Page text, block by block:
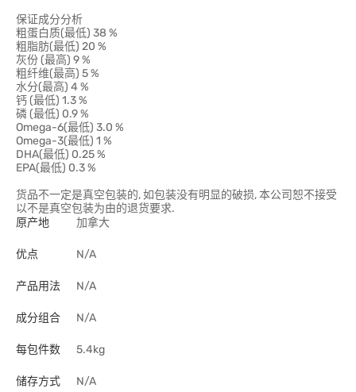
保证成分分析
粗蛋白质(最低) 38 %
粗脂肪(最低) 20 %
灰份 (最高) 9 %
粗纤维(最高) 5 %
水分(最高) 4 %
钙 (最低) 1.3 %
磷 (最低) 0.9 %
Omega-6(最低) 3.0 %
Omega-3(最低) 1 %
DHA(最低) 0.25 %
EPA(最低) 0.3 %
货品不一定是真空包装的, 如包装没有明显的破损, 本公司恕不接受
以不是真空包装为由的退货要求.
原产地
加拿大
优点 N/A
产品用法 N/A
成分组合 N/A
每包件数 5.4kg
储存方式 N/A